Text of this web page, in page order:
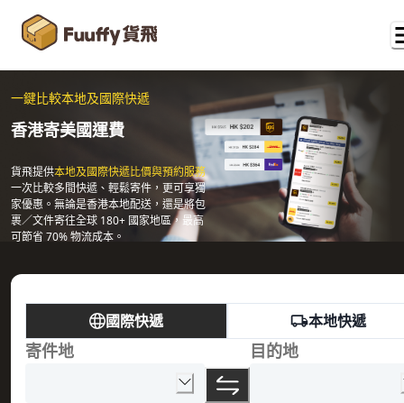
一鍵比較本地及國際快遞
香港寄美國運費
貨飛提供本地及國際快遞比價與預約服務
一次比較多間快遞、輕鬆寄件，更可享獨
家優惠。無論是香港本地配送，還是將包
裹／文件寄往全球 180+ 國家地區，最高
可節省 70% 物流成本。
國際快遞 本地快遞
寄件地 目的地